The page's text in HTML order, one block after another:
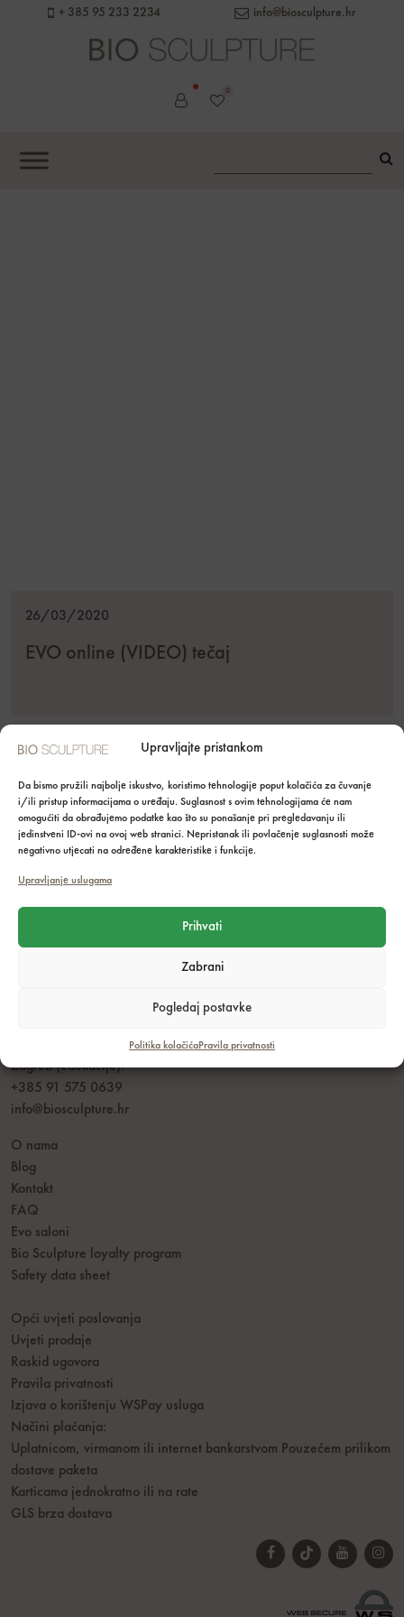
Upravljajte pristankom
Da bismo pružili najbolje iskustvo, koristimo tehnologije poput kolačića za čuvanje
i/ili pristup informacijama o uređaju. Suglasnost s ovim tehnologijama će nam
omogućiti da obrađujemo podatke kao što su ponašanje pri pregledavanju ili
jedinstveni ID-ovi na ovoj web stranici. Nepristanak ili povlačenje suglasnosti može
negativno utjecati na određene karakteristike i funkcije.
Upravljanje uslugama
Prihvati
Zabrani
Pogledaj postavke
Politika kolačićaPravila privatnosti
+ 385 95 233 2234 info@biosculpture.hr
0
26/03/2020
EVO online (VIDEO) tečaj
Zagreb (edukacije):
+385 91 575 0639
info@biosculpture.hr
O nama
Blog
Kontakt
FAQ
Evo saloni
Bio Sculpture loyalty program
Safety data sheet
Opći uvjeti poslovanja
Uvjeti prodaje
Raskid ugovora
Pravila privatnosti
Izjava o korištenju WSPay usluga
Načini plaćanja:
Uplatnicom, virmanom ili internet bankarstvom Pouzećem prilikom
dostave paketa
Karticama jednokratno ili na rate
GLS brza dostava